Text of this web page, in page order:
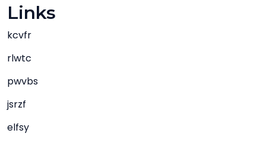
Links
kcvfr
rlwtc
pwvbs
jsrzf
elfsy